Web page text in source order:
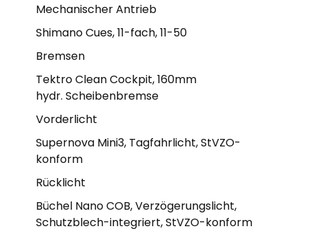
Mechanischer Antrieb
Shimano Cues, 11-fach, 11-50
Bremsen
Tektro Clean Cockpit, 160mm
hydr. Scheibenbremse
Vorderlicht
Supernova Mini3, Tagfahrlicht, StVZO-
konform
Rücklicht
Büchel Nano COB, Verzögerungslicht,
Schutzblech-integriert, StVZO-konform